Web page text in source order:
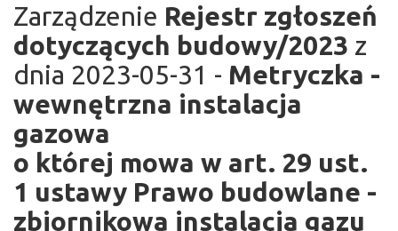
Zarządzenie Rejestr zgłoszeń
dotyczących budowy/2023 z
dnia 2023-05-31 - Metryczka -
wewnętrzna instalacja
gazowa
o której mowa w art. 29 ust.
1 ustawy Prawo budowlane -
zbiornikowa instalacja gazu